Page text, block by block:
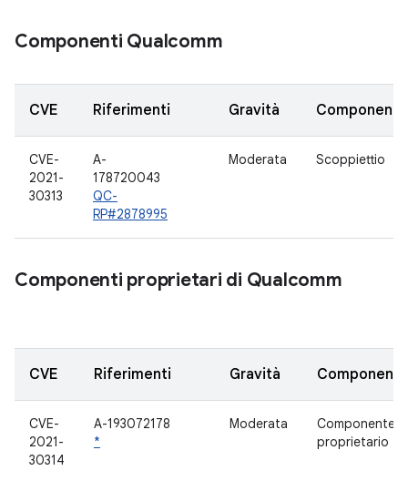
Componenti Qualcomm
CVE Riferimenti Gravità Componente
CVE-
2021-
30313
A-
178720043
QC-
RP#2878995
Moderata Scoppiettio
Componenti proprietari di Qualcomm
CVE Riferimenti Gravità Componente
CVE-
2021-
30314
A-193072178
*
Moderata
Componente
proprietario